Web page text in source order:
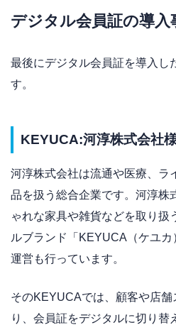
デジタル会員証の導入
最後にデジタル会員証を導入し
す。
KEYUCA:河淳株式会社
河淳株式会社は流通や医療、ラ
品を扱う総合企業です。河淳株
ゃれな家具や雑貨などを取り扱
ルブランド「KEYUCA（ケユ
運営も行っています。
そのKEYUCAでは、顧客や店
り、会員証をデジタルに切り替